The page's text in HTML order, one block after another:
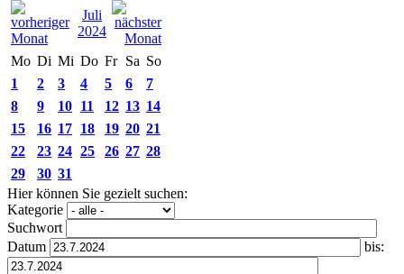
Juli
2024
Mo Di Mi Do Fr Sa So
1
2 3 4 5 6
7
8
9 10 11 12 13 14
15
16 17 18 19 20 21
22
23 24 25 26 27 28
29
30 31
Hier können Sie gezielt suchen:
Kategorie
Suchwort
Datum
bis: